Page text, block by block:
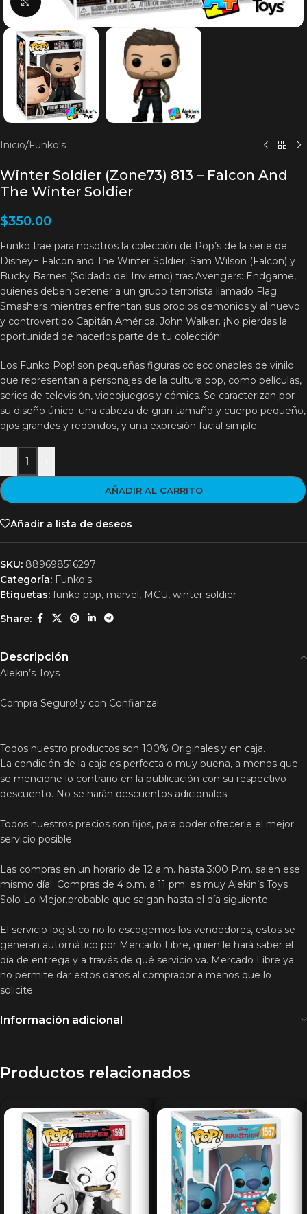
Inicio/Funko's
Winter Soldier (Zone73) 813 – Falcon And
The Winter Soldier
$350.00
Funko trae para nosotros la colección de Pop’s de la serie de
Disney+ Falcon and The Winter Soldier, Sam Wilson (Falcon) y
Bucky Barnes (Soldado del Invierno) tras Avengers: Endgame,
quienes deben detener a un grupo terrorista llamado Flag
Smashers mientras enfrentan sus propios demonios y al nuevo
y controvertido Capitán América, John Walker. ¡No pierdas la
oportunidad de hacerlos parte de tu colección!
Los Funko Pop! son pequeñas figuras coleccionables de vinilo
que representan a personajes de la cultura pop, como películas,
series de televisión, videojuegos y cómics. Se caracterizan por
su diseño único: una cabeza de gran tamaño y cuerpo pequeño,
ojos grandes y redondos, y una expresión facial simple.
AÑADIR AL CARRITO
Añadir a lista de deseos
SKU: 889698516297
Categoría: Funko's
Etiquetas: funko pop, marvel , MCU, winter soldier
Share:
Descripción
Alekin’s Toys
Compra Seguro! y con Confianza!
Todos nuestro productos son 100% Originales y en caja.
La condición de la caja es perfecta o muy buena, a menos que
se mencione lo contrario en la publicación con su respectivo
descuento. No se harán descuentos adicionales.
Todos nuestros precios son fijos, para poder ofrecerle el mejor
servicio posible.
Las compras en un horario de 12 a.m. hasta 3:00 P.m. salen ese
mismo día!. Compras de 4 p.m. a 11 pm. es muy Alekin’s Toys
Solo Lo Mejor.probable que salgan hasta el día siguiente.
El servicio logístico no lo escogemos los vendedores, estos se
generan automático por Mercado Libre, quien le hará saber el
día de entrega y a través de qué servicio va. Mercado Libre ya
no permite dar estos datos al comprador a menos que lo
solicite.
Información adicional
Productos relacionados